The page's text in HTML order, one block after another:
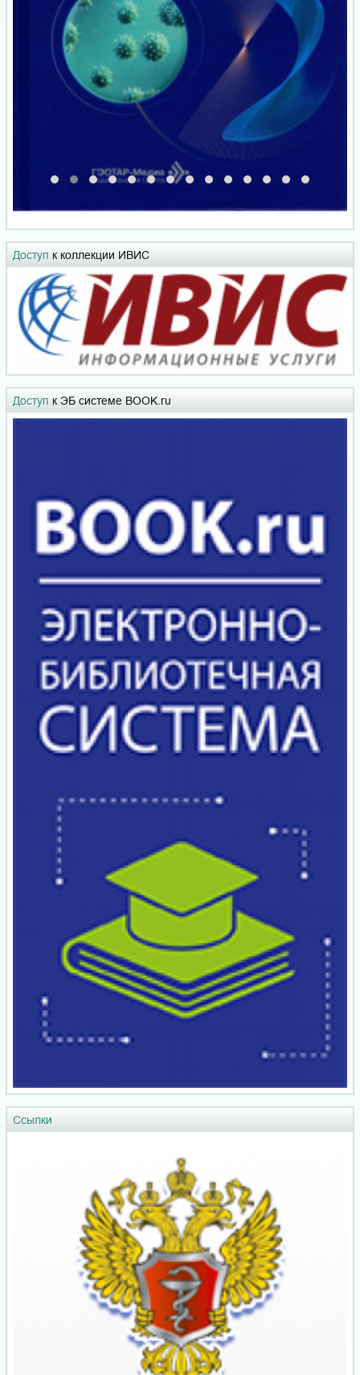
Доступ к коллекции ИВИС
Доступ к ЭБ системе BOOK.ru
Ссылки